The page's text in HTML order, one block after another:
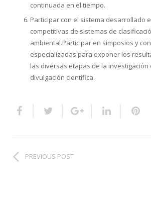
continuada en el tiempo.
Participar con el sistema desarrollado
competitivas de sistemas de
ambiental.Participar en simposios y
especializadas para exponer los
las diversas etapas de la investigación
divulgación científica.
PREVIOUS POST